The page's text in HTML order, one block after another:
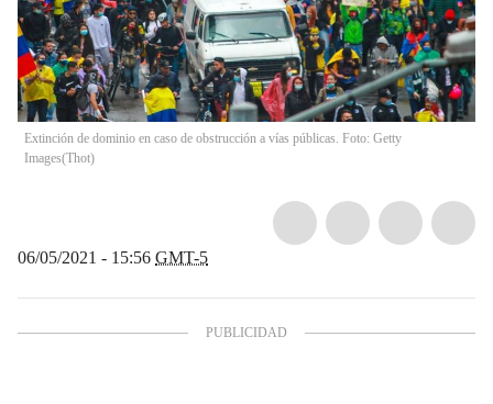
Extinción de dominio en caso de obstrucción a vías públicas. Foto: Getty
Images(Thot)
06/05/2021 - 15:56 GMT-5